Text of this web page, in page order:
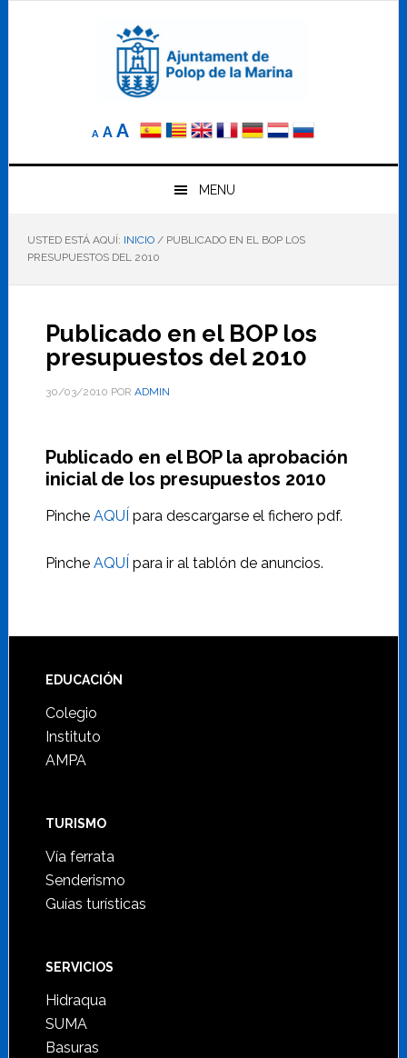
A
Reducir
elA Tamaño
AAumentar
el
tamaño
letra
MENU
USTED ESTÁ AQUÍ: INICIO /PUBLICADO EN EL BOP LOS
PRESUPUESTOS DEL 2010
Publicado en el BOP los
presupuestos del 2010
30/03/2010 POR ADMIN
Publicado en el BOP la aprobación
inicial de los presupuestos 2010
Pinche AQUÍ para descargarse el fichero pdf.
Pinche AQUÍ para ir al tablón de anuncios.
Footer
EDUCACIÓN
Colegio
Instituto
AMPA
TURISMO
Vía ferrata
Senderismo
Guías turísticas
SERVICIOS
Hidraqua
SUMA
Basuras